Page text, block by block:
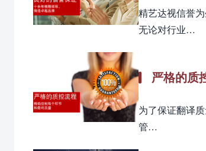
精艺达视信誉
无论对行业…
严格的质
为了保证翻译
管…